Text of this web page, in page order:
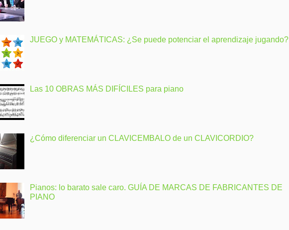
JUEGO y MATEMÁTICAS: ¿Se puede potenciar el aprendizaje jugando?
Las 10 OBRAS MÁS DIFÍCILES para piano
¿Cómo diferenciar un CLAVICEMBALO de un CLAVICORDIO?
Pianos: lo barato sale caro. GUÍA DE MARCAS DE FABRICANTES DE
PIANO